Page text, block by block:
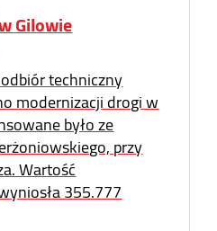
Gilowie
techniczny
modernizacji drogi w
było ze
przy
Wartość
355.777